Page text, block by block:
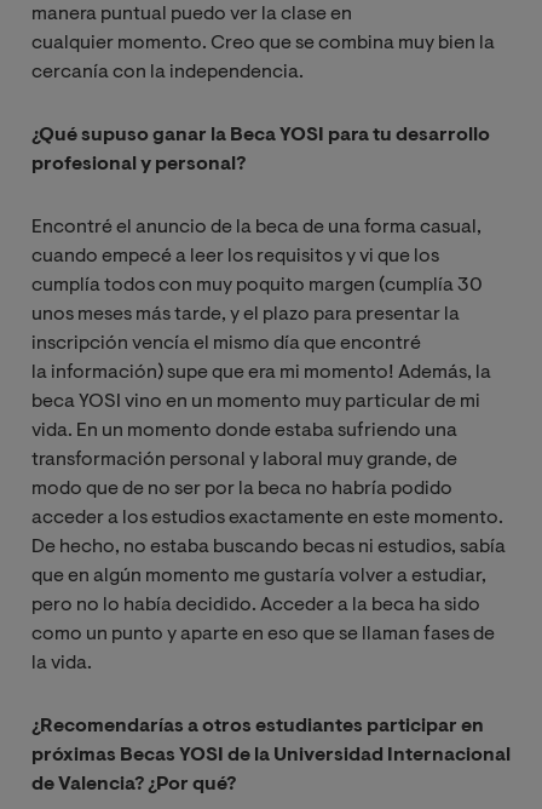
manera puntual puedo ver la clase en
cualquier momento. Creo que se combina muy bien la
cercanía con la independencia.
¿Qué supuso ganar la Beca YOSI para tu desarrollo
profesional y personal?
Encontré el anuncio de la beca de una forma casual,
cuando empecé a leer los requisitos y vi que los
cumplía todos con muy poquito margen (cumplía 30
unos meses más tarde, y el plazo para presentar la
inscripción vencía el mismo día que encontré
la información) supe que era mi momento! Además, la
beca YOSI vino en un momento muy particular de mi
vida. En un momento donde estaba sufriendo una
transformación personal y laboral muy grande, de
modo que de no ser por la beca no habría podido
acceder a los estudios exactamente en este momento.
De hecho, no estaba buscando becas ni estudios, sabía
que en algún momento me gustaría volver a estudiar,
pero no lo había decidido. Acceder a la beca ha sido
como un punto y aparte en eso que se llaman fases de
la vida.
¿Recomendarías a otros estudiantes participar en
próximas Becas YOSI de la Universidad Internacional
de Valencia? ¿Por qué?